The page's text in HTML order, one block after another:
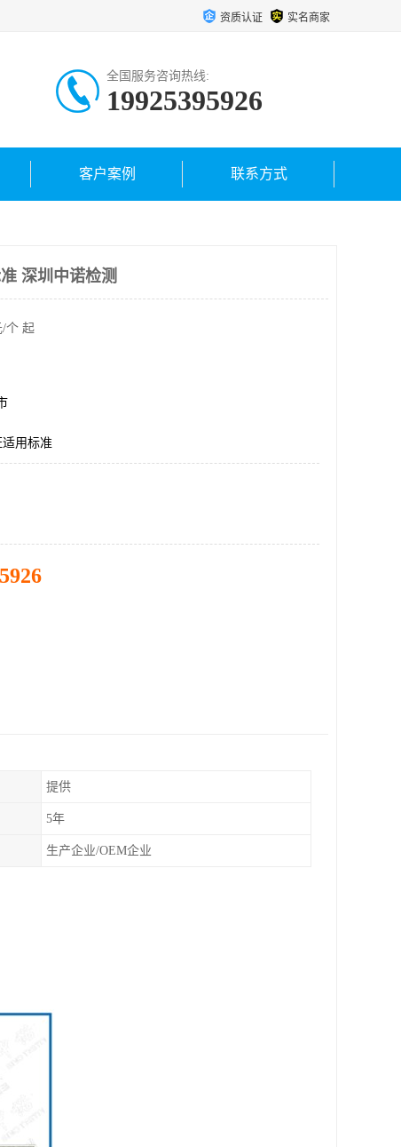
资质认证 实名商家
全国服务咨询热线:
19925395926
客户案例 联系方式
深圳中诺检测
/个 起
用标准
提供
5年
生产企业/OEM企业